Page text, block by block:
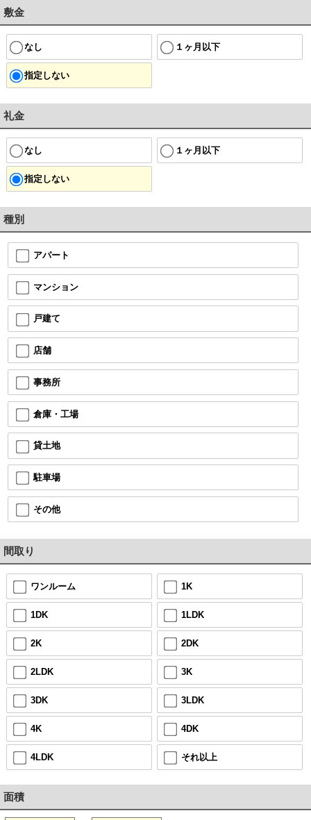
敷金
なし １ヶ月以下
指定しない
礼金
なし １ヶ月以下
指定しない
種別
アパート
マンション
戸建て
店舗
事務所
倉庫・工場
貸土地
駐車場
その他
間取り
ワンルーム 1K
1DK 1LDK
2K 2DK
2LDK 3K
3DK 3LDK
4K 4DK
4LDK それ以上
面積